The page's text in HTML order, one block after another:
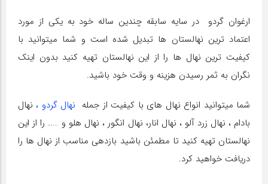
ارغوان گردو در سایه سابقه چندین ساله خود به یکی از مورد
اعتماد ترین نهالستان ها تبدیل شده است و شما میتوانید با
کیفیت ترین نهال ها را از این نهالستان تهیه کنید بدون اینک
نگران به ثمر رسیدن هزینه و وقت خود باشید.
شما میتوانید انواع نهال های با کیفیت از جمله نهال گردو ، نهال
بادام ، نهال زرد آلو ، نهال انار، نهال انگور ، نهال هلو و ….. را از این
نهالستان تهیه کنید تا مطمئن باشید بازدهی مناسب از نهال ها را
دریافت خواهید کرد.